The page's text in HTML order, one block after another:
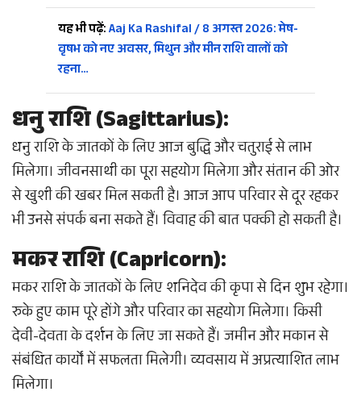
यह भी पढ़ें:Aaj Ka Rashifal / 8 अगस्त 2026: मेष-
वृषभ को नए अवसर, मिथुन और मीन राशि वालों को
रहना…
धनु राशि (Sagittarius):
धनु राशि के जातकों के लिए आज बुद्धि और चतुराई से लाभ
मिलेगा। जीवनसाथी का पूरा सहयोग मिलेगा और संतान की ओर
से खुशी की खबर मिल सकती है। आज आप परिवार से दूर रहकर
भी उनसे संपर्क बना सकते हैं। विवाह की बात पक्की हो सकती है।
मकर राशि (Capricorn):
मकर राशि के जातकों के लिए शनिदेव की कृपा से दिन शुभ रहेगा।
रुके हुए काम पूरे होंगे और परिवार का सहयोग मिलेगा। किसी
देवी-देवता के दर्शन के लिए जा सकते हैं। जमीन और मकान से
संबंधित कार्यों में सफलता मिलेगी। व्यवसाय में अप्रत्याशित लाभ
मिलेगा।